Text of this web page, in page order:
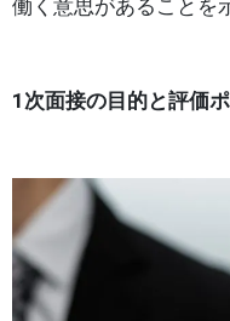
働く意思があることを
1次面接の目的と評価